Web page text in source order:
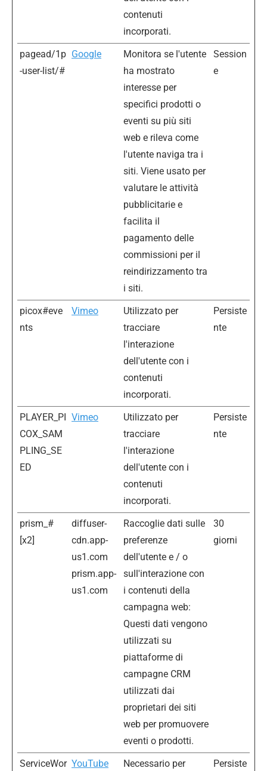
contenuti
incorporati.
pagead/1p
-user-list/#
Google
Monitora se l'utente
ha mostrato
interesse per
specifici prodotti o
eventi su più siti
web e rileva come
l'utente naviga tra i
siti. Viene usato per
valutare le attività
pubblicitarie e
facilita il
pagamento delle
commissioni per il
reindirizzamento tra
i siti.
Session
e
picox#eve
nts
Vimeo
Utilizzato per
tracciare
l'interazione
dell'utente con i
contenuti
incorporati.
Persiste
nte
PLAYER_PI
COX_SAM
PLING_SE
ED
Vimeo
Utilizzato per
tracciare
l'interazione
dell'utente con i
contenuti
incorporati.
Persiste
nte
prism_#
[x2]
diffuser-
cdn.app-
us1.com
prism.app-
us1.com
Raccoglie dati sulle
preferenze
dell'utente e / o
sull'interazione con
i contenuti della
campagna web:
Questi dati vengono
utilizzati su
piattaforme di
campagne CRM
utilizzati dai
proprietari dei siti
web per promuovere
eventi o prodotti.
30
giorni
ServiceWor YouTube
Necessario per
Persiste